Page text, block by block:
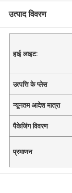
उत्पाद विवरण
हाई लाइट:
उत्पत्ति के प्लेस
न्यूनतम आदेश मात्रा
पैकेजिंग विवरण
प्रमाणन